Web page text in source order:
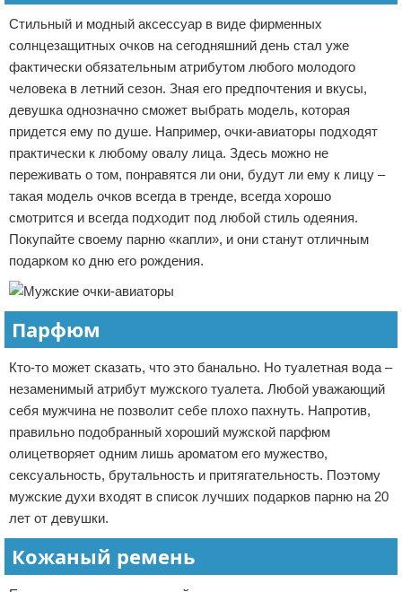
Стильный и модный аксессуар в виде фирменных
солнцезащитных очков на сегодняшний день стал уже
фактически обязательным атрибутом любого молодого
человека в летний сезон. Зная его предпочтения и вкусы,
девушка однозначно сможет выбрать модель, которая
придется ему по душе. Например, очки-авиаторы подходят
практически к любому овалу лица. Здесь можно не
переживать о том, понравятся ли они, будут ли ему к лицу –
такая модель очков всегда в тренде, всегда хорошо
смотрится и всегда подходит под любой стиль одеяния.
Покупайте своему парню «капли», и они станут отличным
подарком ко дню его рождения.
Парфюм
Кто-то может сказать, что это банально. Но туалетная вода –
незаменимый атрибут мужского туалета. Любой уважающий
себя мужчина не позволит себе плохо пахнуть. Напротив,
правильно подобранный хороший мужской парфюм
олицетворяет одним лишь ароматом его мужество,
сексуальность, брутальность и притягательность. Поэтому
мужские духи входят в список лучших подарков парню на 20
лет от девушки.
Кожаный ремень